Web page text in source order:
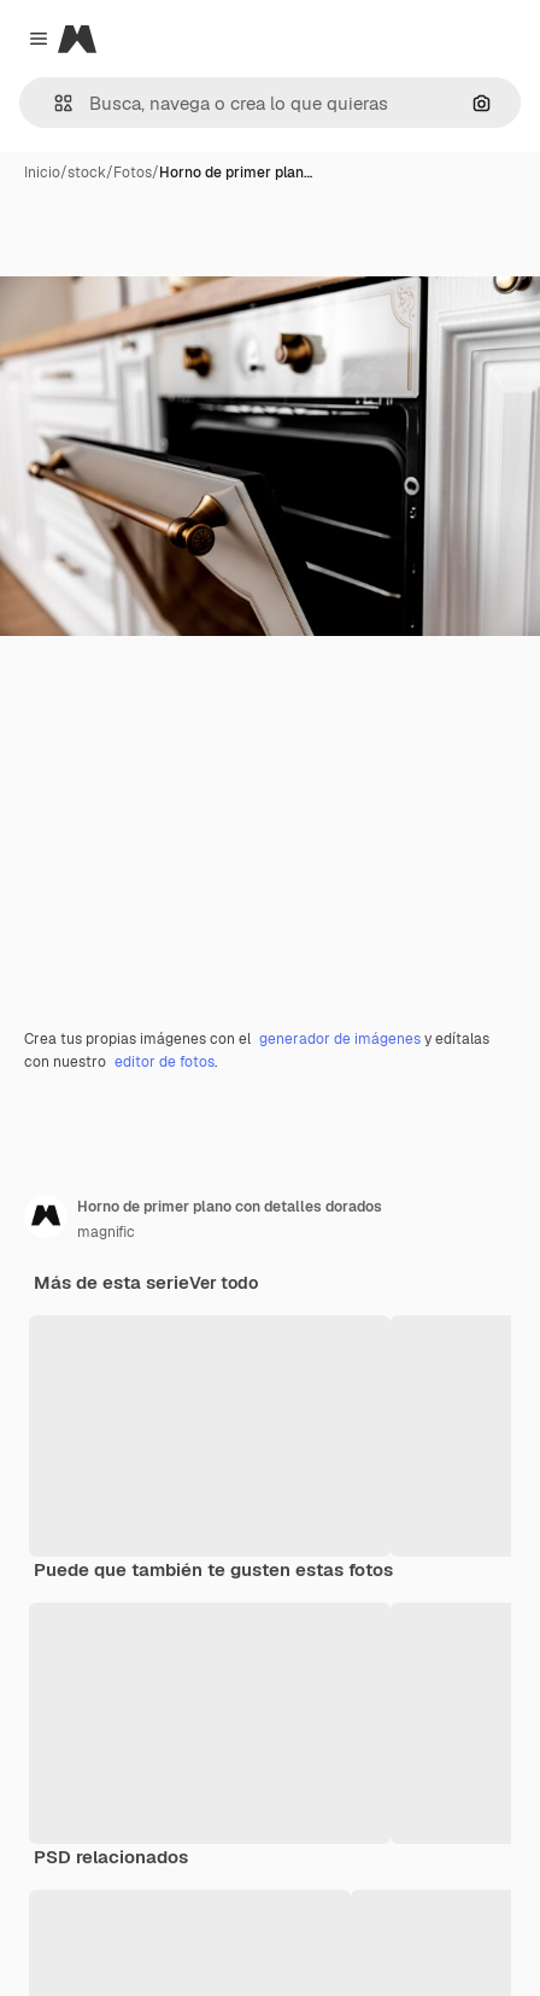
Close menu
Magnific
Inicio/stock/Fotos/Horno de primer plan…
Crea tus propias imágenes con el generador de imágenesy edítalas
con nuestro editor de fotos.
Horno de primer plano con detalles dorados
magnific
Más de esta serieVer todo
Puede que también te gusten estas fotos
PSD relacionados